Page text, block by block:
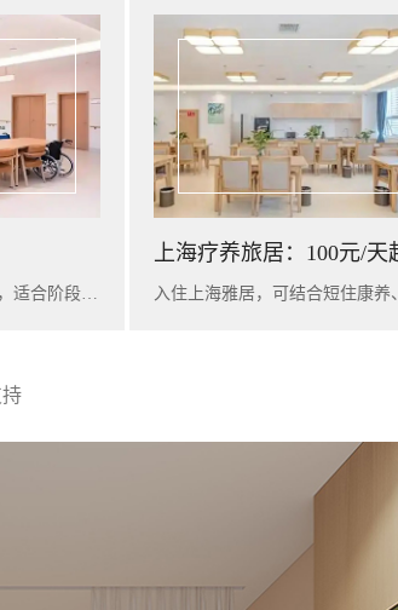
入住广州雅苑，可提供短期康养陪护、基础健康评估、营养支持及行程看护服务，适合阶段性休养与家庭陪护衔接。
上海疗养旅居：100元/天